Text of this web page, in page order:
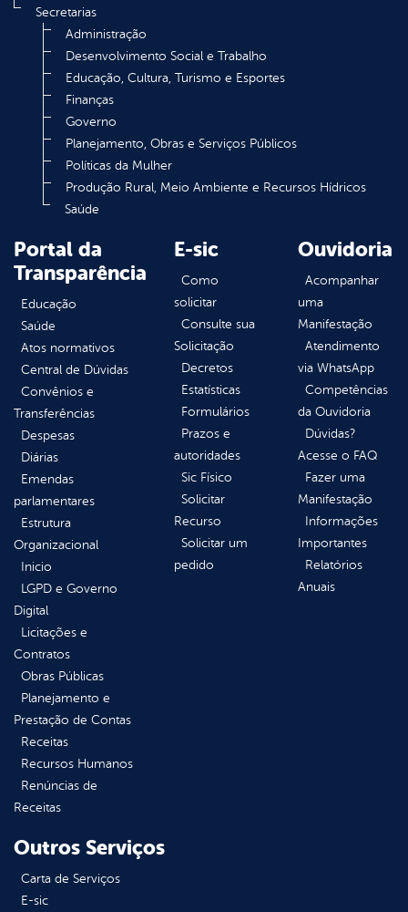
Secretarias
Administração
Desenvolvimento Social e Trabalho
Educação, Cultura, Turismo e Esportes
Finanças
Governo
Planejamento, Obras e Serviços Públicos
Políticas da Mulher
Produção Rural, Meio Ambiente e Recursos Hídricos
Saúde
Portal da
Transparência
Educação
Saúde
Atos normativos
Central de Dúvidas
Convênios e
Transferências
Despesas
Diárias
Emendas
parlamentares
Estrutura
Organizacional
Inicio
LGPD e Governo
Digital
Licitações e
Contratos
Obras Públicas
Planejamento e
Prestação de Contas
Receitas
Recursos Humanos
Renúncias de
Receitas
E-sic
Como
solicitar
Consulte sua
Solicitação
Decretos
Estatísticas
Formulários
Prazos e
autoridades
Sic Físico
Solicitar
Recurso
Solicitar um
pedido
Ouvidoria
Acompanhar
uma
Manifestação
Atendimento
via WhatsApp
Competências
da Ouvidoria
Dúvidas?
Acesse o FAQ
Fazer uma
Manifestação
Informações
Importantes
Relatórios
Anuais
Outros Serviços
Carta de Serviços
E-sic